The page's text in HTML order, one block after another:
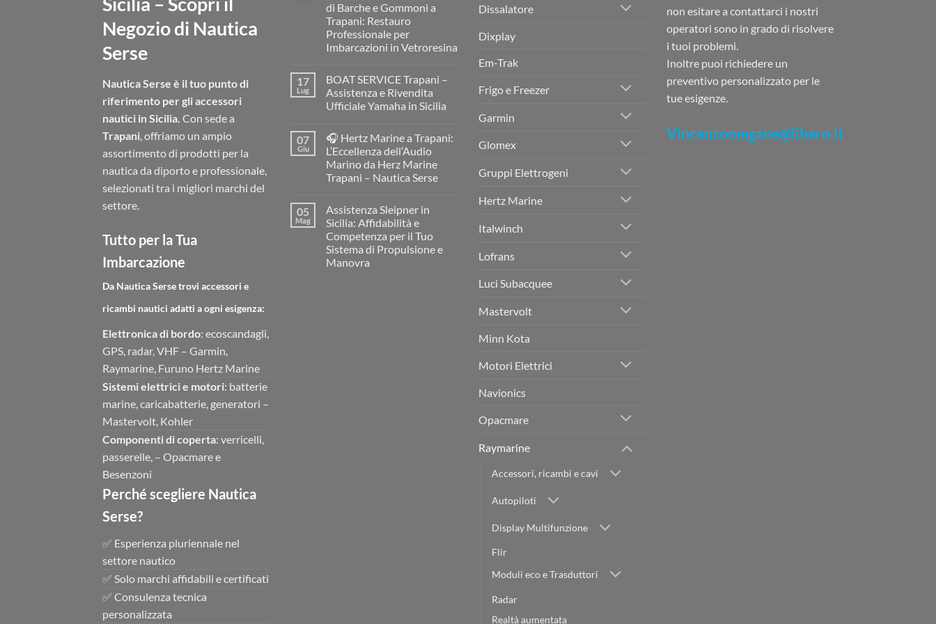
Negozio di Nautica
Serse
Nautica Serse è il tuo punto di
riferimento per gli accessori
nautici in Sicilia. Con sede a
Trapani, offriamo un ampio
assortimento di prodotti per la
nautica da diporto e professionale,
selezionati tra i migliori marchi del
settore.
Tutto per la Tua
Imbarcazione
Da Nautica Serse trovi accessori e
ricambi nautici adatti a ogni esigenza:
Elettronica di bordo: ecoscandagli,
GPS, radar, VHF – Garmin,
Raymarine, Furuno Hertz Marine
Sistemi elettrici e motori: batterie
marine, caricabatterie, generatori –
Mastervolt, Kohler
Componenti di coperta: verricelli,
passerelle, – Opacmare e
Besenzoni
Perché scegliere Nautica
Serse?
✅ Esperienza pluriennale nel
settore nautico
✅ Solo marchi affidabili e certificati
✅ Consulenza tecnica
personalizzata
di Barche e Gommoni a
Trapani: Restauro
Professionale per
Imbarcazioni in Vetroresina
su
MC
BOAT
Service
Restauratore
di
Barche
e
Gommoni
Professionale
per
Imbarcazioni
in
Vetroresina
17
Lug
BOAT SERVICE Trapani –
Assistenza e Rivendita
Ufficiale Yamaha in Sicilia
su
BOAT
SERVICE
Trapani
–
Assistenza
Ufficiale
Yamaha
in
Sicilia
07
Giu
🎧 Hertz Marine a Trapani:
L’Eccellenza dell’Audio
Marino da Herz Marine
Trapani – Nautica Serse
su
🎧
Hertz
Marine
a
Trapani:
L’Eccellenza
05
Mag
Assistenza Sleipner in
Sicilia: Affidabilità e
Competenza per il Tuo
Sistema di Propulsione e
Manovra
Dissalatore
Dixplay
Em-Trak
Frigo e Freezer
Garmin
Glomex
Gruppi Elettrogeni
Hertz Marine
Italwinch
Lofrans
Luci Subacquee
Mastervolt
Minn Kota
Motori Elettrici
Navionics
Opacmare
Raymarine
Accessori, ricambi e cavi
Autopiloti
Display Multifunzione
Flir
Moduli eco e Trasduttori
Radar
Realtà aumentata
non esitare a contattarci i nostri
operatori sono in grado di risolvere
i tuoi problemi.
Inoltre puoi richiedere un
preventivo personalizzato per le
tue esigenze.
Vincenzomegane@libero.it